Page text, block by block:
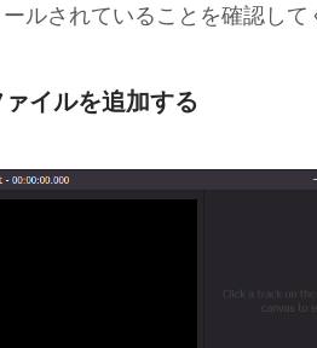
ルされていることを確認して
イルを追加する